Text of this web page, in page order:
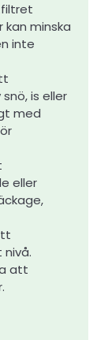
minska
inte
is eller
med
eller
att